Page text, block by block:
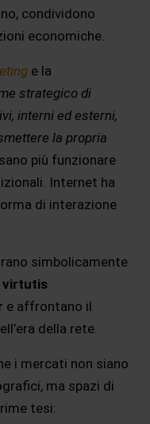
condividono
economiche.
e la
strategico di
interni ed esterni,
la propria
più funzionare
Internet ha
di interazione
simbolicamente
virtutis
e affrontano il
della rete.
i mercati non siano
ma spazi di
tesi: